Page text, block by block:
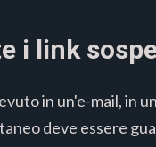
i link
in un'e-mail, in
deve essere